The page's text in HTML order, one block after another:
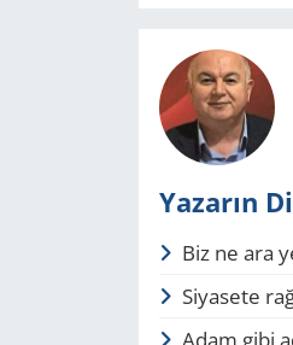
Yazarın
Biz ne ara
Siyasete